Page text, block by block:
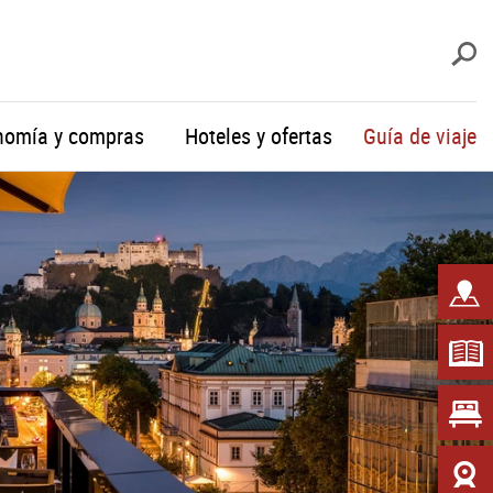
y compras Hoteles y ofertas Guía de viaje